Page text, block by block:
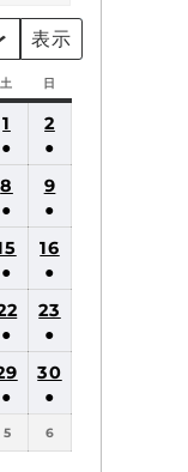
土
曜
日
曜
1
●
(1
件
の
イ
ベ
ン
ト)
2
●
(1
件
の
イ
ベ
ン
ト)
8
●
(1
件
の
イ
ベ
ン
ト)
9
●
(1
件
の
イ
ベ
ン
ト)
●
(1
件
の
イ
ベ
ン
16
●
(1
件
の
イ
ベ
ン
●
(1
件
イ
23
●
(1
件
イ
●
件
30
●
件
5 6